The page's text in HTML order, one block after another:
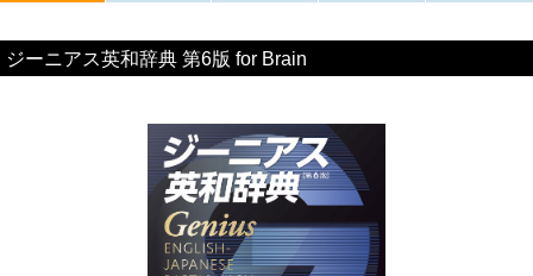
ジーニアス英和辞典 第6版 for Brain